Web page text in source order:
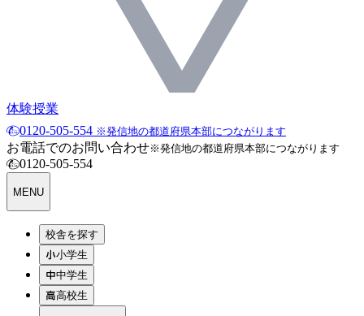
体験授業
0120-505-554 ※発信地の都道府県本部につながります
お電話でのお問い合わせ※発信地の都道府県本部につながります
0120-505-554
MENU
校舎を探す
小学生
中学生
高校生